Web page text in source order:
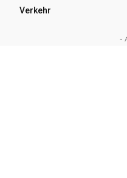
Verkehr
-